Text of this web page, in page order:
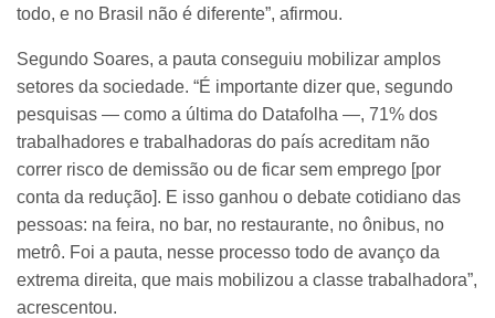
todo, e no Brasil não é diferente”, afirmou.
Segundo Soares, a pauta conseguiu mobilizar amplos
setores da sociedade. “É importante dizer que, segundo
pesquisas — como a última do Datafolha —, 71% dos
trabalhadores e trabalhadoras do país acreditam não
correr risco de demissão ou de ficar sem emprego [por
conta da redução]. E isso ganhou o debate cotidiano das
pessoas: na feira, no bar, no restaurante, no ônibus, no
metrô. Foi a pauta, nesse processo todo de avanço da
extrema direita, que mais mobilizou a classe trabalhadora”,
acrescentou.